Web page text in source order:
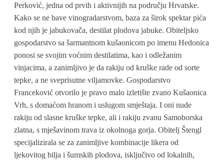
Perković, jedna od prvih i aktivnijih na području Hrvatske.
Kako se ne bave vinogradarstvom, baza za širok spektar pića
kod njih je jabukovača, destilat plodova jabuke. Obiteljsko
gospodarstvo sa šarmantnom kušaonicom po imenu Hedonica
ponosi se svojim voćnim destilatima, kao i odležanim
vinjacima, a zanimljivo je da rakiju od kruške rade od sorte
tepke, a ne sveprisutne viljamovke. Gospodarstvo
Franceković otvorilo je pravo malo izletište zvano Kušaonica
Vrh, s domaćom hranom i uslugom smještaja. I oni nude
rakiju od slasne kruške tepke, ali i rakiju zvanu Samoborska
zlatna, s mješavinom trava iz okolnoga gorja. Obitelj Štengl
specijalizirala se za zanimljive kombinacije likera od
ljekovitog bilja i šumskih plodova, isključivo od lokalnih,